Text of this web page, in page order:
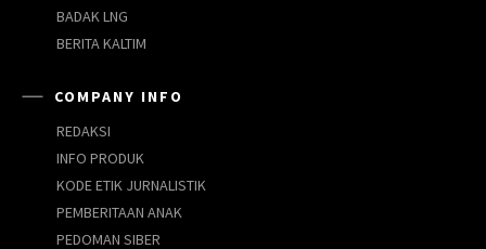
BADAK LNG
BERITA KALTIM
COMPANY INFO
REDAKSI
INFO PRODUK
KODE ETIK JURNALISTIK
PEMBERITAAN ANAK
PEDOMAN SIBER